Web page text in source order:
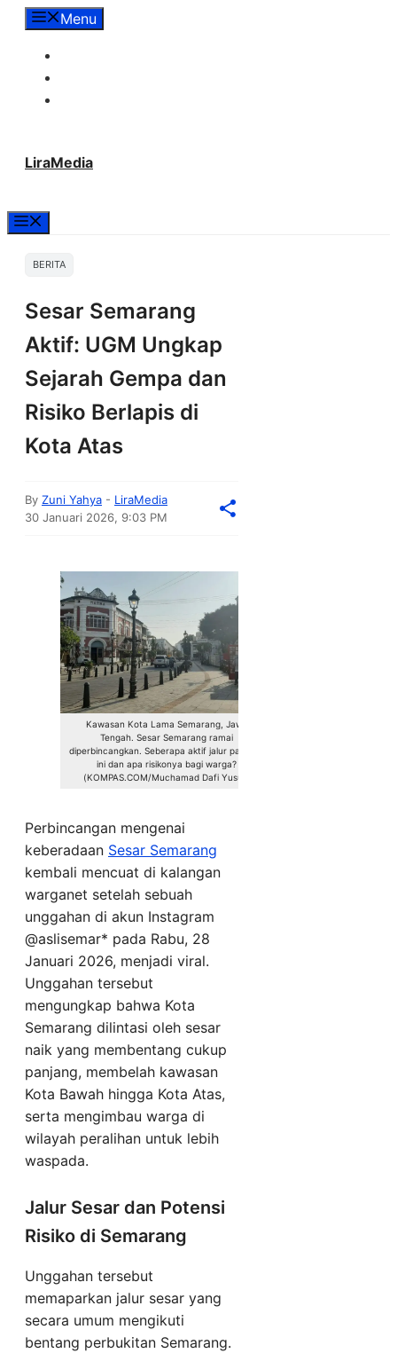
LangsungMenu
LiraMedia
BERITA
Sesar Semarang
Aktif: UGM Ungkap
Sejarah Gempa dan
Risiko Berlapis di
Kota Atas
By Zuni Yahya - LiraMedia
30 Januari 2026, 9:03 PM
Kawasan Kota Lama Semarang, Jawa
Tengah. Sesar Semarang ramai
diperbincangkan. Seberapa aktif jalur patahan
ini dan apa risikonya bagi warga?
(KOMPAS.COM/Muchamad Dafi Yusuf)
Perbincangan mengenai
keberadaan Sesar Semarang
kembali mencuat di kalangan
warganet setelah sebuah
unggahan di akun Instagram
@aslisemar* pada Rabu, 28
Januari 2026, menjadi viral.
Unggahan tersebut
mengungkap bahwa Kota
Semarang dilintasi oleh sesar
naik yang membentang cukup
panjang, membelah kawasan
Kota Bawah hingga Kota Atas,
serta mengimbau warga di
wilayah peralihan untuk lebih
waspada.
Jalur Sesar dan Potensi
Risiko di Semarang
Unggahan tersebut
memaparkan jalur sesar yang
secara umum mengikuti
bentang perbukitan Semarang.